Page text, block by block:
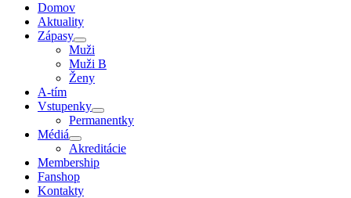
Domov
Aktuality
Zápasy
Muži
Muži B
Ženy
A-tím
Vstupenky
Permanentky
Médiá
Akreditácie
Membership
Fanshop
Kontakty